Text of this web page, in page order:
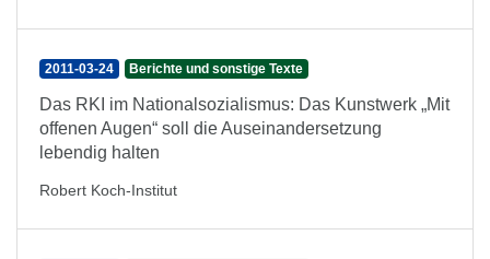
2011-03-24 Berichte und sonstige Texte
Das RKI im Nationalsozialismus: Das Kunstwerk „Mit
offenen Augen“ soll die Auseinandersetzung
lebendig halten
Robert Koch-Institut